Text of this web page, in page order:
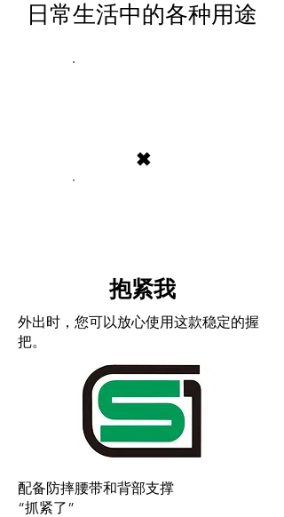
日常生活中的各种用途
×
抱紧我
外出时，您可以放心使用这款稳定的握
把。
配备防摔腰带和背部支撑
“抓紧了”